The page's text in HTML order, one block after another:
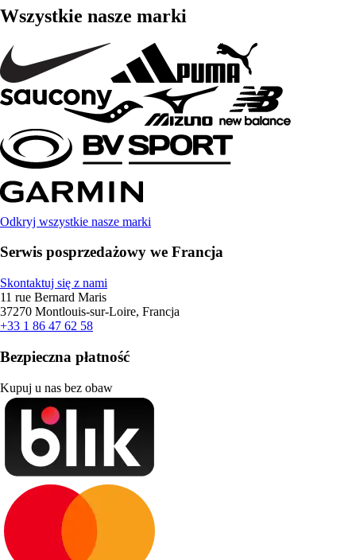
Wszystkie nasze marki
Odkryj wszystkie nasze marki
Serwis posprzedażowy we Francja
Skontaktuj się z nami
11 rue Bernard Maris
37270 Montlouis-sur-Loire, Francja
+33 1 86 47 62 58
Bezpieczna płatność
Kupuj u nas bez obaw